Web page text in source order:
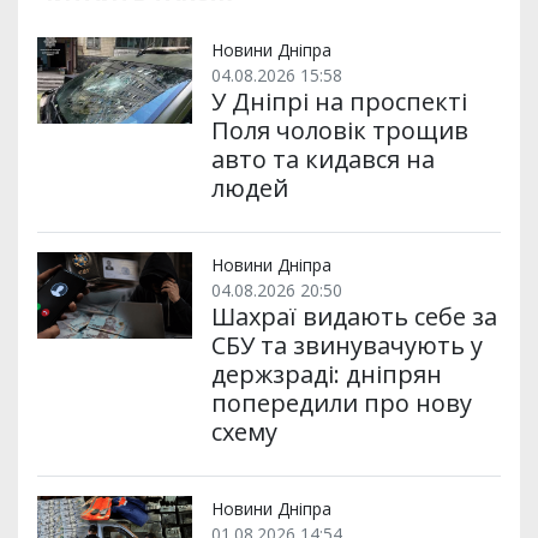
и k m p
Новини Дніпра
04.08.2026 15:58
У Дніпрі на проспекті
Поля чоловік трощив
авто та кидався на
людей
Новини Дніпра
04.08.2026 20:50
Шахраї видають себе за
СБУ та звинувачують у
держзраді: дніпрян
попередили про нову
схему
Новини Дніпра